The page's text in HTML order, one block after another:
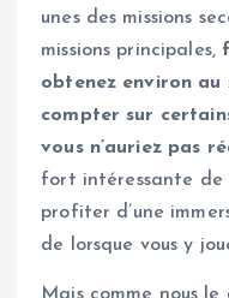
unes des missions
missions principales,
obtenez environ au
compter sur
vous n’auriez pas
fort intéressante de
profiter d’une
de lorsque vous y
Mais comme nous